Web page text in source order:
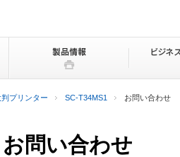
判プリンター SC-T34MS1 お問い合わせ
問い合わせ